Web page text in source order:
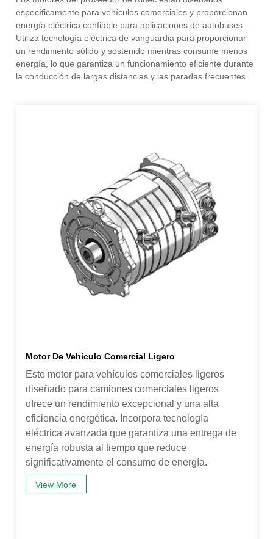
específicamente para vehículos comerciales y proporcionan
energía eléctrica confiable para aplicaciones de autobuses.
Utiliza tecnología eléctrica de vanguardia para proporcionar
un rendimiento sólido y sostenido mientras consume menos
energía, lo que garantiza un funcionamiento eficiente durante
la conducción de largas distancias y las paradas frecuentes.
Motor De Vehículo Comercial Ligero
Este motor para vehículos comerciales ligeros
diseñado para camiones comerciales ligeros
ofrece un rendimiento excepcional y una alta
eficiencia energética. Incorpora tecnología
eléctrica avanzada que garantiza una entrega de
energía robusta al tiempo que reduce
significativamente el consumo de energía.
View More